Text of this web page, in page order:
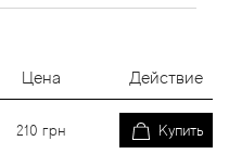
Цена Действие
210 грн Купить